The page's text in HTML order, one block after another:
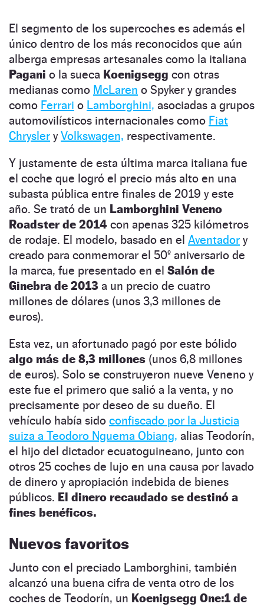
El segmento de los supercoches es además el
único dentro de los más reconocidos que aún
alberga empresas artesanales como la italiana
Pagani o la sueca Koenigsegg con otras
medianas como McLaren o Spyker y grandes
como Ferrari o Lamborghini, asociadas a grupos
automovilísticos internacionales como Fiat
Chrysler yVolkswagen, respectivamente.
Y justamente de esta última marca italiana fue
el coche que logró el precio más alto en una
subasta pública entre finales de 2019 y este
año. Se trató de un Lamborghini Veneno
Roadster de 2014 con apenas 325 kilómetros
de rodaje. El modelo, basado en el Aventador y
creado para conmemorar el 50º aniversario de
la marca, fue presentado en el Salón de
Ginebra de 2013 a un precio de cuatro
millones de dólares (unos 3,3 millones de
euros).
Esta vez, un afortunado pagó por este bólido
algo más de 8,3 millones (unos 6,8 millones
de euros). Solo se construyeron nueve Veneno y
este fue el primero que salió a la venta, y no
precisamente por deseo de su dueño. El
vehículo había sido confiscado por la Justicia
suiza a Teodoro Nguema Obiang, alias Teodorín,
el hijo del dictador ecuatoguineano, junto con
otros 25 coches de lujo en una causa por lavado
de dinero y apropiación indebida de bienes
públicos. El dinero recaudado se destinó a
fines benéficos.
Nuevos favoritos
Junto con el preciado Lamborghini, también
alcanzó una buena cifra de venta otro de los
coches de Teodorín, un Koenigsegg One:1 de